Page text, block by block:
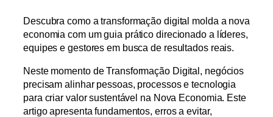
Descubra como a transformação digital molda a nova
economia com um guia prático direcionado a líderes,
equipes e gestores em busca de resultados reais.
Neste momento de Transformação Digital, negócios
precisam alinhar pessoas, processos e tecnologia
para criar valor sustentável na Nova Economia. Este
artigo apresenta fundamentos, erros a evitar,